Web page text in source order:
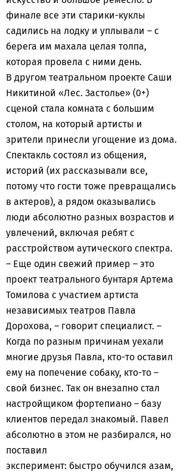
финале все эти старики-куклы
садились на лодку и уплывали – с
берега им махала целая толпа,
которая провела с ними день.
В другом театральном проекте Саши
Никитиной «Лес. Застолье» (0+)
сценой стала комната с большим
столом, на который артисты и
зрители принесли угощение из дома.
Спектакль состоял из общения,
историй (их рассказывали все,
потому что гости тоже превращались
в актеров), а рядом оказывались
люди абсолютно разных возрастов и
увлечений, включая ребят с
расстройством аутического спектра.
– Еще один свежий пример – это
проект театрального бунтаря Артема
Томилова с участием артиста
независимых театров Павла
Дорохова, – говорит специалист. –
Когда по разным причинам уехали
многие друзья Павла, кто-то оставил
ему на попечение собаку, кто-то –
свой бизнес. Так он внезапно стал
настройщиком фортепиано – базу
клиентов передал знакомый. Павел
абсолютно в этом не разбирался, но
поставил
эксперимент: быстро обучился азам,